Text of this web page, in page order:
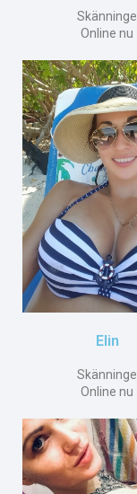
Skänninge
Online nu
Elin
Skänninge
Online nu